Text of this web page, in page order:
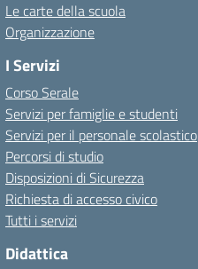
Le carte della scuola
Organizzazione
I Servizi
Corso Serale
Servizi per famiglie e studenti
Servizi per il personale scolastico
Percorsi di studio
Disposizioni di Sicurezza
Richiesta di accesso civico
Tutti i servizi
Didattica